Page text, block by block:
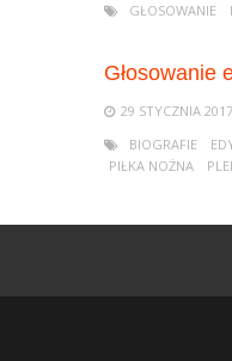
GŁOSOWANIE
Głosowanie
29 STYCZNIA 2017
BIOGRAFIE
PIŁKA NOŻNA